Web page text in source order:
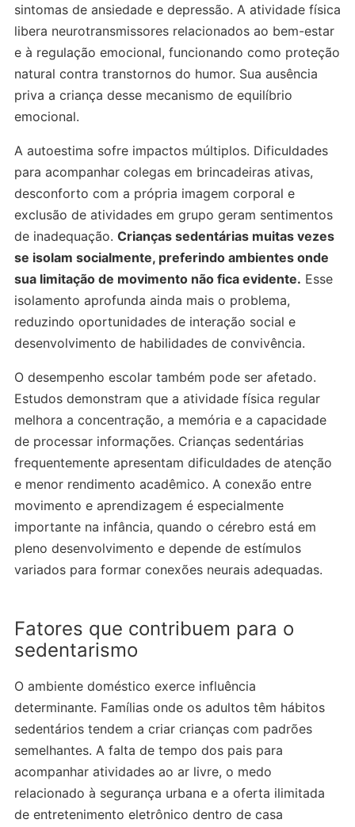
sintomas de ansiedade e depressão. A atividade física
libera neurotransmissores relacionados ao bem-estar
e à regulação emocional, funcionando como proteção
natural contra transtornos do humor. Sua ausência
priva a criança desse mecanismo de equilíbrio
emocional.
A autoestima sofre impactos múltiplos. Dificuldades
para acompanhar colegas em brincadeiras ativas,
desconforto com a própria imagem corporal e
exclusão de atividades em grupo geram sentimentos
de inadequação. Crianças sedentárias muitas vezes
se isolam socialmente, preferindo ambientes onde
sua limitação de movimento não fica evidente. Esse
isolamento aprofunda ainda mais o problema,
reduzindo oportunidades de interação social e
desenvolvimento de habilidades de convivência.
O desempenho escolar também pode ser afetado.
Estudos demonstram que a atividade física regular
melhora a concentração, a memória e a capacidade
de processar informações. Crianças sedentárias
frequentemente apresentam dificuldades de atenção
e menor rendimento acadêmico. A conexão entre
movimento e aprendizagem é especialmente
importante na infância, quando o cérebro está em
pleno desenvolvimento e depende de estímulos
variados para formar conexões neurais adequadas.
Fatores que contribuem para o
sedentarismo
O ambiente doméstico exerce influência
determinante. Famílias onde os adultos têm hábitos
sedentários tendem a criar crianças com padrões
semelhantes. A falta de tempo dos pais para
acompanhar atividades ao ar livre, o medo
relacionado à segurança urbana e a oferta ilimitada
de entretenimento eletrônico dentro de casa